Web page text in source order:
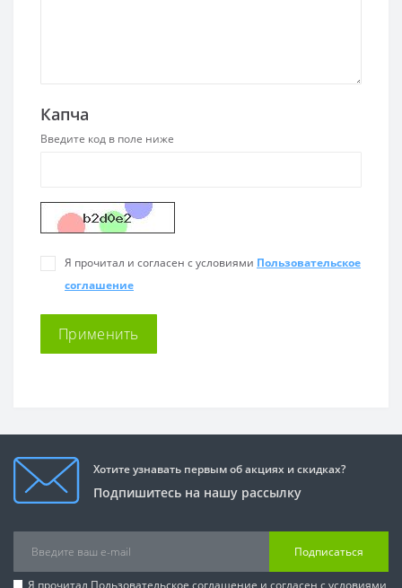
Капча
Введите код в поле ниже
Я прочитал и согласен с условиями Пользовательское
соглашение
Хотите узнавать первым об акциях и скидках?
Подпишитесь на нашу рассылку
Подписаться
Я прочитал Пользовательское соглашение и согласен с условиями